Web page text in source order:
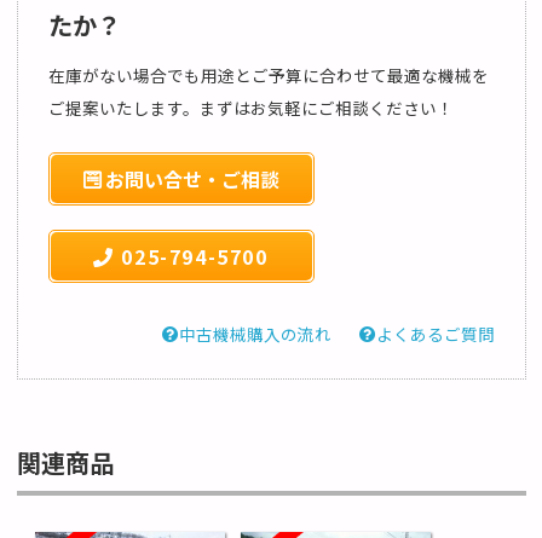
たか？
在庫がない場合でも用途とご予算に合わせて最適な機械を
ご提案いたします。まずはお気軽にご相談ください！
お問い合せ・ご相談
025-794-5700
中古機械購入の流れ よくあるご質問
関連商品